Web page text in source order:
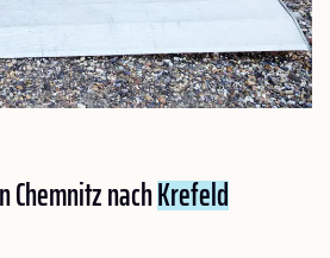
nachKrefeld